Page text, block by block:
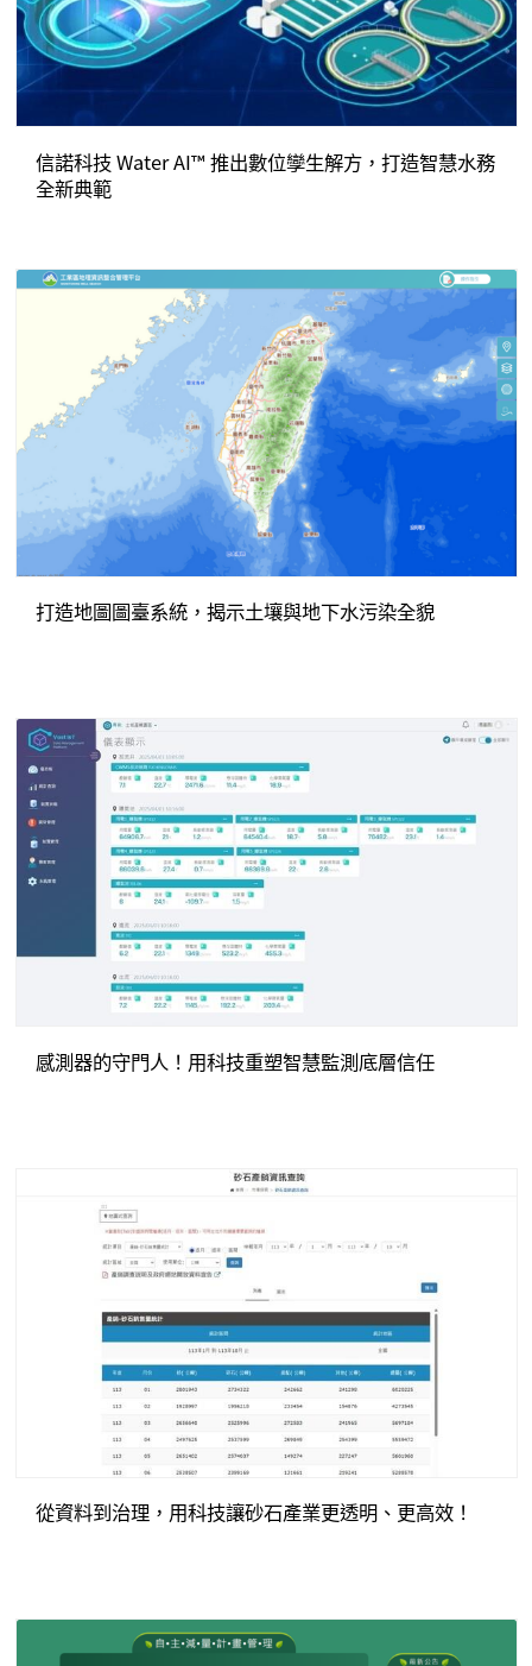
信諾科技 Water AI™ 推出數位孿生解方，打造智慧水務
全新典範
打造地圖圖臺系統，揭示土壤與地下水污染全貌
感測器的守門人！用科技重塑智慧監測底層信任
從資料到治理，用科技讓砂石產業更透明、更高效！